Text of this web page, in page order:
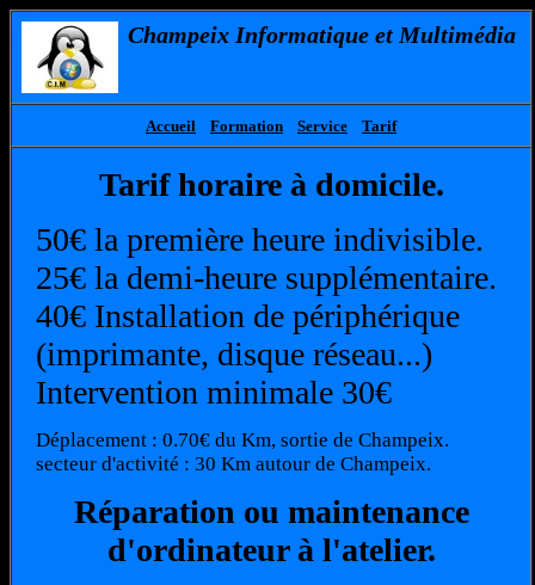
Champeix Informatique et Multimédia
Accueil Formation Service Tarif
Tarif horaire à domicile.
50€ la première heure indivisible.
25€ la demi-heure supplémentaire.
40€ Installation de périphérique
(imprimante, disque réseau...)
Intervention minimale 30€
Déplacement : 0.70€ du Km, sortie de Champeix.
secteur d'activité : 30 Km autour de Champeix.
Réparation ou maintenance
d'ordinateur à l'atelier.